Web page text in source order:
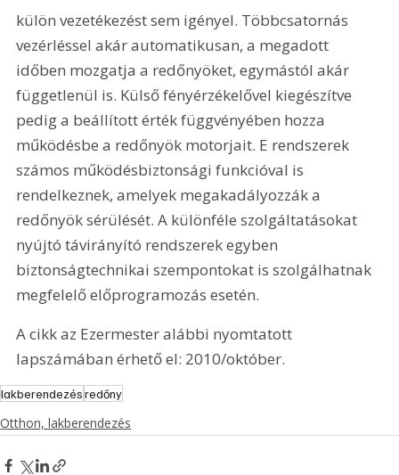
külön vezetékezést sem igényel. Többcsatornás
vezérléssel akár automatikusan, a megadott
időben mozgatja a redőnyöket, egymástól akár
függetlenül is. Külső fényérzékelővel kiegészítve
pedig a beállított érték függvényében hozza
működésbe a redőnyök motorjait. E rendszerek
számos működésbiztonsági funkcióval is
rendelkeznek, amelyek megakadályozzák a
redőnyök sérülését. A különféle szolgáltatásokat
nyújtó távirányító rendszerek egyben
biztonságtechnikai szempontokat is szolgálhatnak
megfelelő előprogramozás esetén.
A cikk az Ezermester alábbi nyomtatott
lapszámában érhető el: 2010/október.
lakberendezésredőny
Otthon, lakberendezés